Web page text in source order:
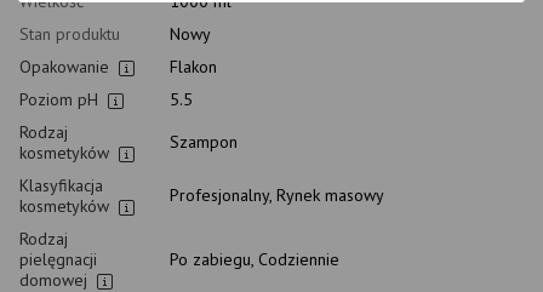
Stan produktu
Nowy
Opakowanie
Flakon
Poziom pH
5.5
Rodzaj
kosmetyków
Szampon
Klasyfikacja
kosmetyków
Profesjonalny, Rynek masowy
Rodzaj
pielęgnacji
domowej
Po zabiegu, Codziennie